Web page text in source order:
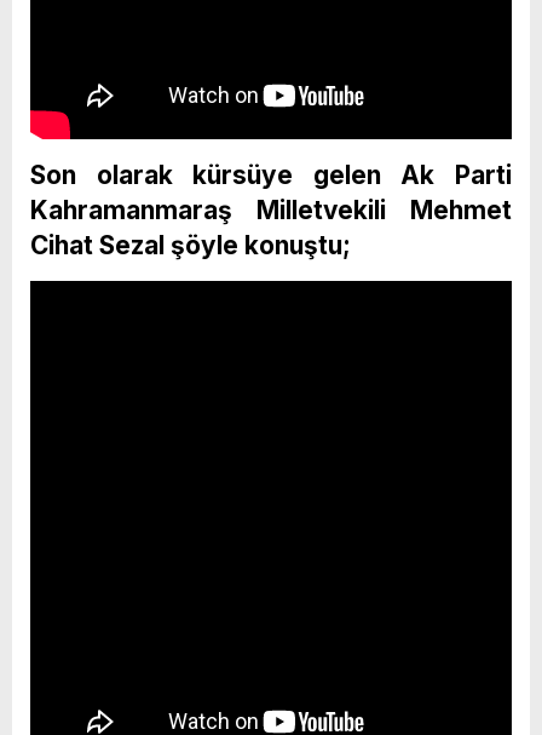
Son olarak kürsüye gelen Ak Parti
Kahramanmaraş Milletvekili Mehmet
Cihat Sezal şöyle konuştu;